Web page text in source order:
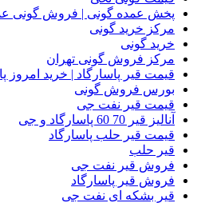
پخش عمده گونی | فروش گونی
مرکز خرید گونی
خرید گونی
مرکز فروش گونی تهران
قیمت قیر پاسارگاد | خرید امروز
بورس فروش گونی
قیمت قیر نفت جی
آنالیز قیر 70 60 پاسارگاد و جی
قیمت قیر حلب پاسارگاد
قیر حلب
فروش قیر نفت جی
فروش قیر پاسارگاد
قیر بشکه ای نفت جی